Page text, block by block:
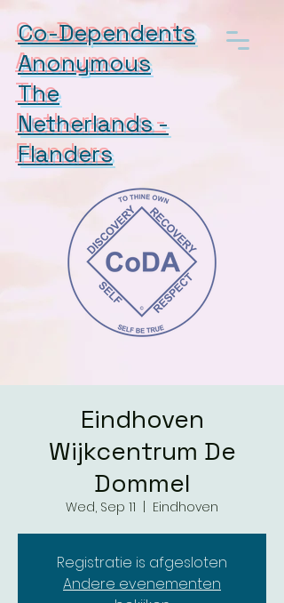
Co-Dependents
Anonymous
The
Netherlands -
Flanders
Eindhoven
Wijkcentrum De
Dommel
Wed, Sep 11 Eindhoven
Registratie is afgesloten
Andere evenementen